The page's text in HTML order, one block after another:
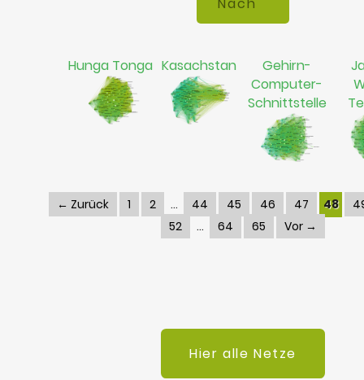
Hunga Tonga Kasachstan
Gehirn-
Computer-
Schnittstelle
← Zurück 1 2 44 45 46 47 48
52
64 65 Vor →
Hier alle Netze